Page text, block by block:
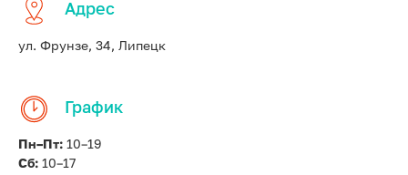
Адрес
ул. Фрунзе, 34, Липецк
График
Пн–Пт: 10–19
Сб: 10–17